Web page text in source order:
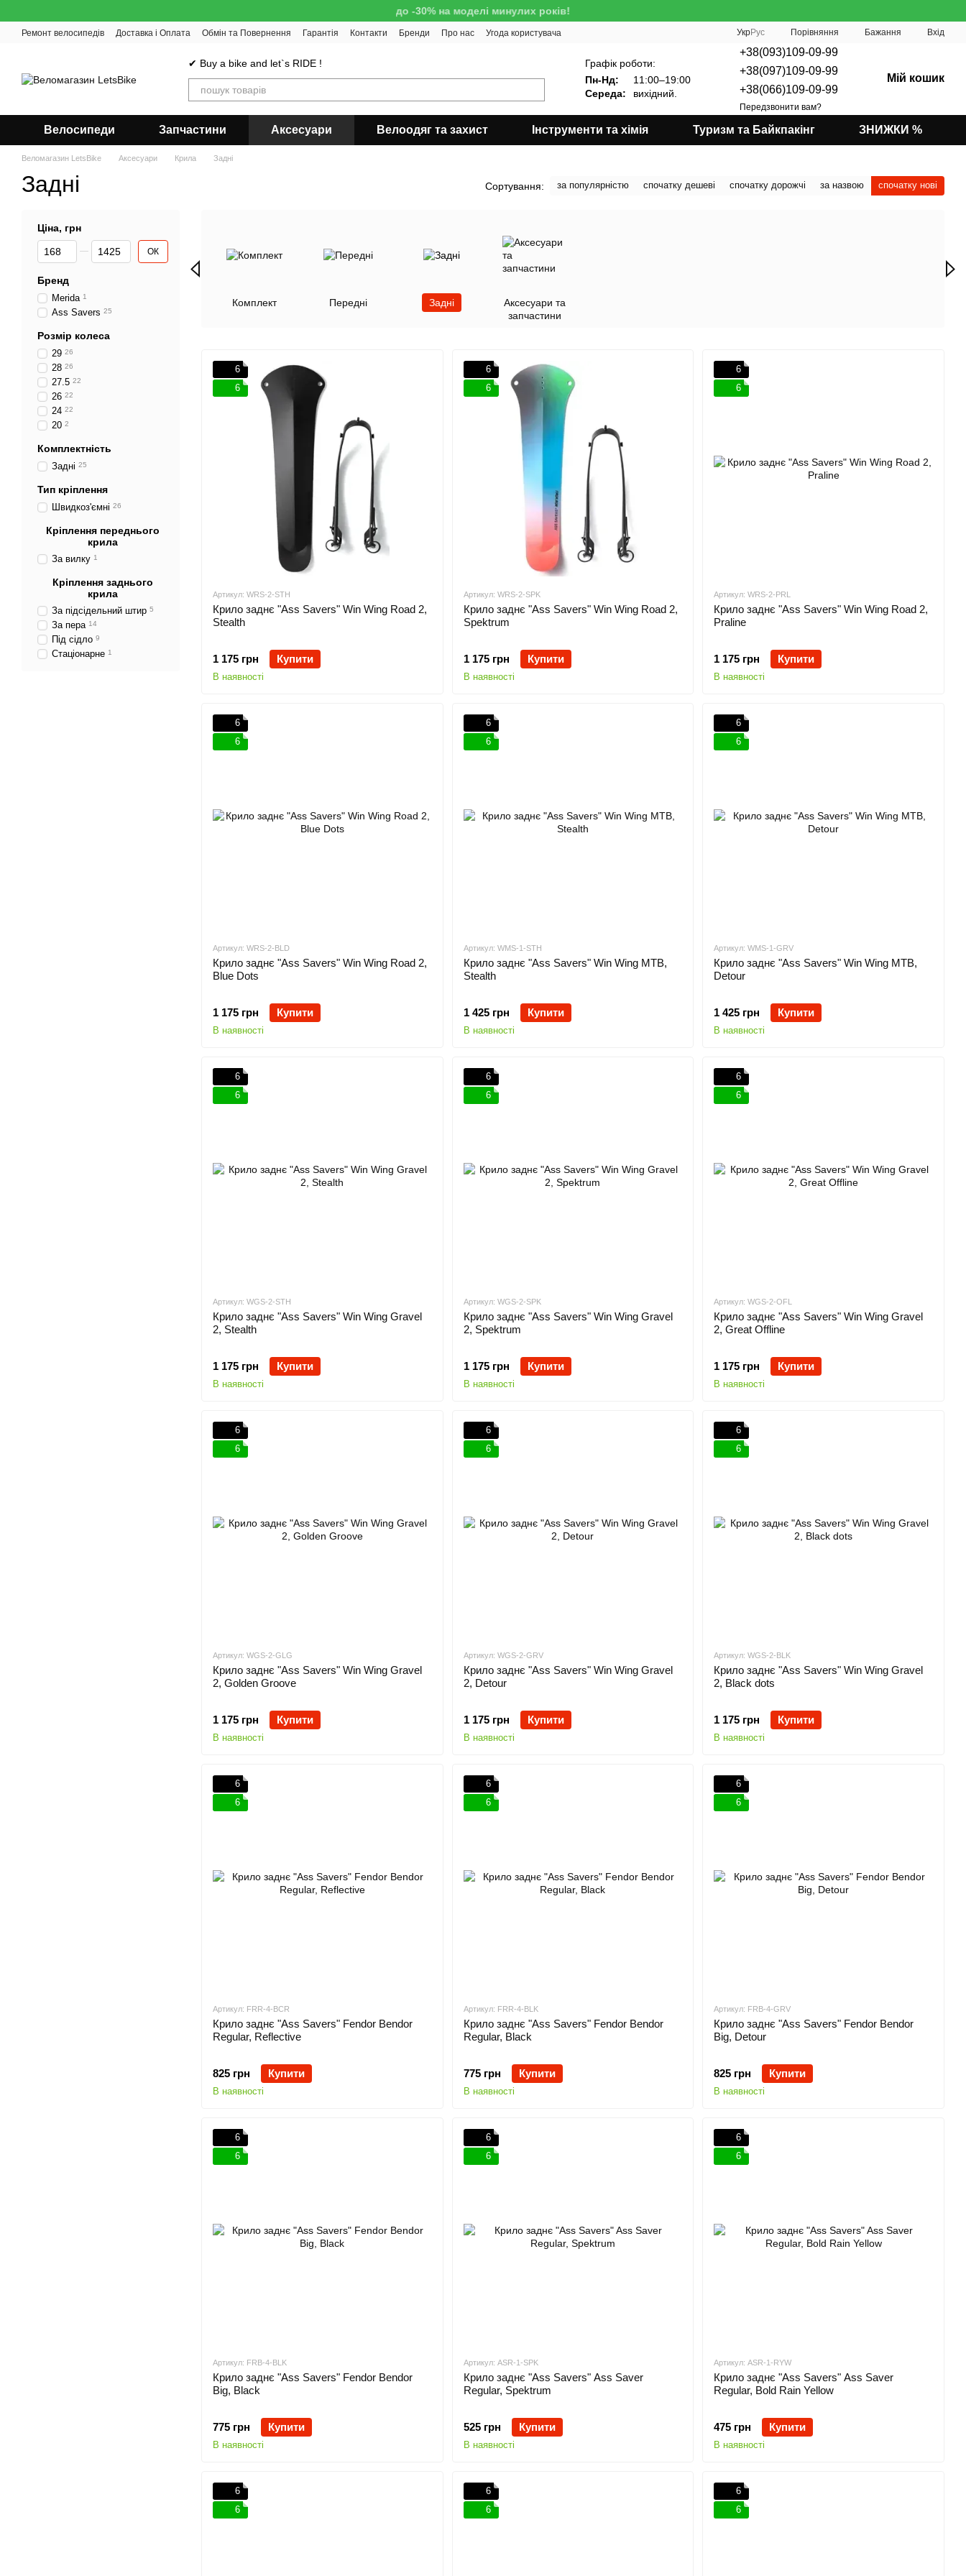
до -30% на моделі минулих років!
Ремонт велосипедів Доставка і Оплата Обмін та Повернення Гарантія Контакти Бренди Про нас Угода користувача УкрРус Порівняння Бажання Вхід
✔ Buy a bike and let`s RIDE !
Графік роботи:
Пн-Нд:
11:00–19:00
Середа:
вихідний.
+38(093)109-09-99
+38(097)109-09-99
+38(066)109-09-99
Передзвонити вам?
Мій кошик
Велосипеди Запчастини Аксесуари Велоодяг та захист Інструменти та хімія Туризм та Байкпакінг ЗНИЖКИ %
Веломагазин LetsBike Аксесуари Крила Задні
Задні Сортування: за популярністю спочатку дешеві спочатку дорожчі за назвою спочатку нові
Комплект Передні Задні
Аксесуари та
запчастини
6
6
Артикул: WRS-2-STH
Крило заднє "Ass Savers" Win Wing Road 2,
Stealth
1 175 грн Купити
В наявності
6
6
Артикул: WRS-2-SPK
Крило заднє "Ass Savers" Win Wing Road 2,
Spektrum
1 175 грн Купити
В наявності
6
6
Артикул: WRS-2-PRL
Крило заднє "Ass Savers" Win Wing Road 2,
Praline
1 175 грн Купити
В наявності
6
6
Артикул: WRS-2-BLD
Крило заднє "Ass Savers" Win Wing Road 2,
Blue Dots
1 175 грн Купити
В наявності
6
6
Артикул: WMS-1-STH
Крило заднє "Ass Savers" Win Wing MTB,
Stealth
1 425 грн Купити
В наявності
6
6
Артикул: WMS-1-GRV
Крило заднє "Ass Savers" Win Wing MTB,
Detour
1 425 грн Купити
В наявності
6
6
Артикул: WGS-2-STH
Крило заднє "Ass Savers" Win Wing Gravel
2, Stealth
1 175 грн Купити
В наявності
6
6
Артикул: WGS-2-SPK
Крило заднє "Ass Savers" Win Wing Gravel
2, Spektrum
1 175 грн Купити
В наявності
6
6
Артикул: WGS-2-OFL
Крило заднє "Ass Savers" Win Wing Gravel
2, Great Offline
1 175 грн Купити
В наявності
6
6
Артикул: WGS-2-GLG
Крило заднє "Ass Savers" Win Wing Gravel
2, Golden Groove
1 175 грн Купити
В наявності
6
6
Артикул: WGS-2-GRV
Крило заднє "Ass Savers" Win Wing Gravel
2, Detour
1 175 грн Купити
В наявності
6
6
Артикул: WGS-2-BLK
Крило заднє "Ass Savers" Win Wing Gravel
2, Black dots
1 175 грн Купити
В наявності
6
6
Артикул: FRR-4-BCR
Крило заднє "Ass Savers" Fendor Bendor
Regular, Reflective
825 грн Купити
В наявності
6
6
Артикул: FRR-4-BLK
Крило заднє "Ass Savers" Fendor Bendor
Regular, Black
775 грн Купити
В наявності
6
6
Артикул: FRB-4-GRV
Крило заднє "Ass Savers" Fendor Bendor
Big, Detour
825 грн Купити
В наявності
6
6
Артикул: FRB-4-BLK
Крило заднє "Ass Savers" Fendor Bendor
Big, Black
775 грн Купити
В наявності
6
6
Артикул: ASR-1-SPK
Крило заднє "Ass Savers" Ass Saver
Regular, Spektrum
525 грн Купити
В наявності
6
6
Артикул: ASR-1-RYW
Крило заднє "Ass Savers" Ass Saver
Regular, Bold Rain Yellow
475 грн Купити
В наявності
6
6
6
6
6
6
Ціна, грн
Від Ціна, грн
До Ціна, грн ОК
Бренд
Merida 1
Ass Savers 25
Розмір колеса
29 26
28 26
27.5 22
26 22
24 22
20 2
Комплектність
Задні 25
Тип кріплення
Швидкоз'ємні 26
Кріплення переднього
крила
За вилку 1
Кріплення заднього
крила
За підсідельний штир 5
За пера 14
Під сідло 9
Стаціонарне 1